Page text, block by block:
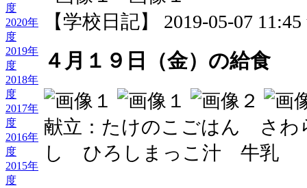
度
2020年
度
2019年
度
2018年
度
2017年
度
2016年
度
2015年
度
【学校日記】 2019-05-07 11:45
４月１９日（金）の給食
献立：たけのこごはん さ
し ひろしまっこ汁 牛乳